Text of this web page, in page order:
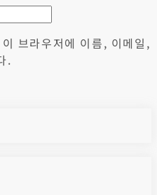
브라우저에 이름, 이메일,
.